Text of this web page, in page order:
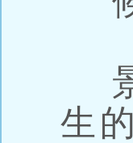
景
生